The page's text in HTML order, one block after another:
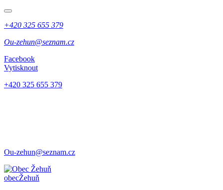
+420 325 655 379
Ou-zehun@seznam.cz
Facebook
Vytisknout
+420 325 655 379
Ou-zehun@seznam.cz
obecŽehuň